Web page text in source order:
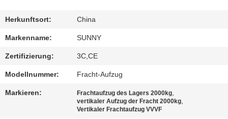
QUALITÄTSKONTROLLE
TRETEN
SIE
Herkunftsort: China
Markenname: SUNNY
Zertifizierung: 3C,CE
Modellnummer: Fracht-Aufzug
Markieren: Frachtaufzug des Lagers 2000kg,
vertikaler Aufzug der Fracht 2000kg,
Vertikaler Frachtaufzug VVVF